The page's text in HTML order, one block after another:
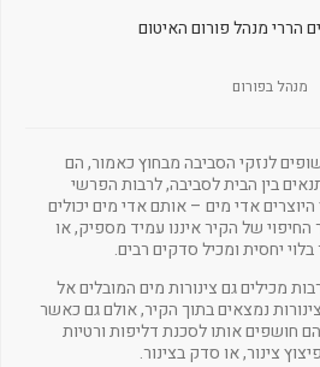
הררי מנהל פורום האיטום
מנהל בפורום
לנזקי הסביבה מבחוץ כאמור, הם
בין הבית לסביבה, לרבות הפרשי
אדי מים – אותם אדי מים יכולים
של הקיר איננו עמיד מספיק, או
יחסית ומכיל סדקים רבים.
מכילים גם צינורות מים המובלים אל
נמצאים בתוך הקיר, אולם גם כאשר
חושפים אותו לסכנת דליפות ורטיות
צינור, או סדק בצינור.